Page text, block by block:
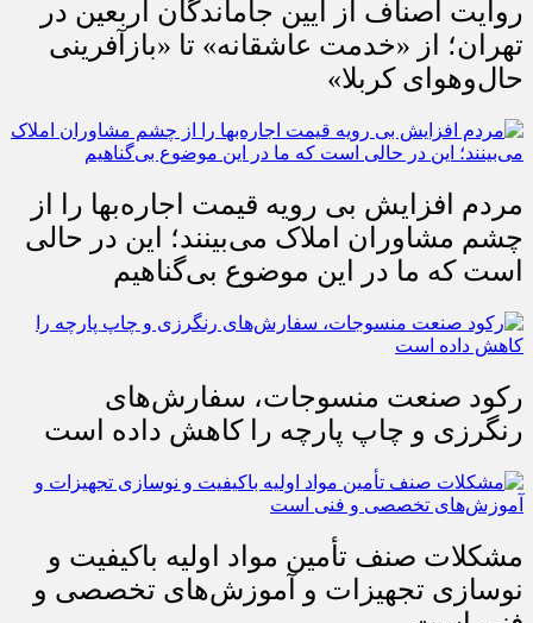
روایت اصناف از آیین جاماندگان اربعین در
تهران؛ از «خدمت عاشقانه» تا «بازآفرینی
حال‌وهوای کربلا»
مردم افزایش بی رویه قیمت اجاره‌بها را از
چشم مشاوران املاک می‌بینند؛ این در حالی
است که ما در این موضوع بی‌گناهیم
رکود صنعت منسوجات، سفارش‌های
رنگرزی و چاپ پارچه را کاهش داده است
مشکلات صنف تأمین مواد اولیه باکیفیت و
نوسازی تجهیزات و آموزش‌های تخصصی و